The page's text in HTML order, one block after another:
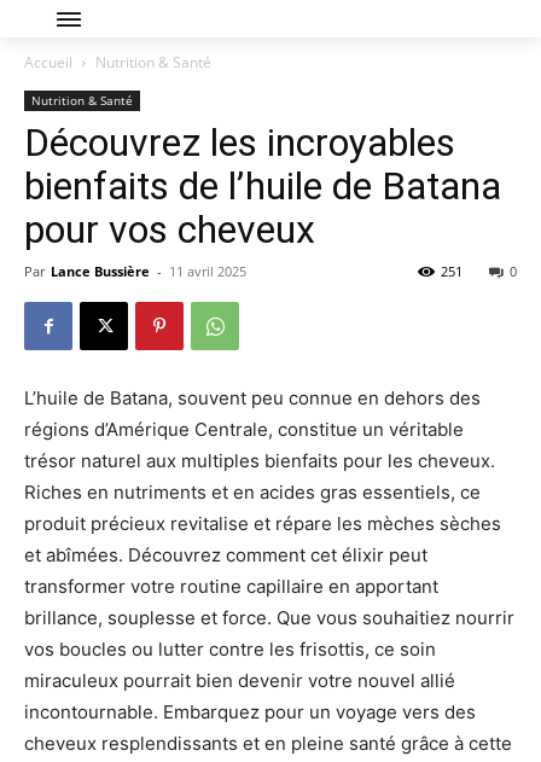
Accueil Nutrition & Santé
Nutrition & Santé
Découvrez les incroyables
bienfaits de l’huile de Batana
pour vos cheveux
Par Lance Bussière - 11 avril 2025 0
251
L’huile de Batana, souvent peu connue en dehors des
régions d’Amérique Centrale, constitue un véritable
trésor naturel aux multiples bienfaits pour les cheveux.
Riches en nutriments et en acides gras essentiels, ce
produit précieux revitalise et répare les mèches sèches
et abîmées. Découvrez comment cet élixir peut
transformer votre routine capillaire en apportant
brillance, souplesse et force. Que vous souhaitiez nourrir
vos boucles ou lutter contre les frisottis, ce soin
miraculeux pourrait bien devenir votre nouvel allié
incontournable. Embarquez pour un voyage vers des
cheveux resplendissants et en pleine santé grâce à cette